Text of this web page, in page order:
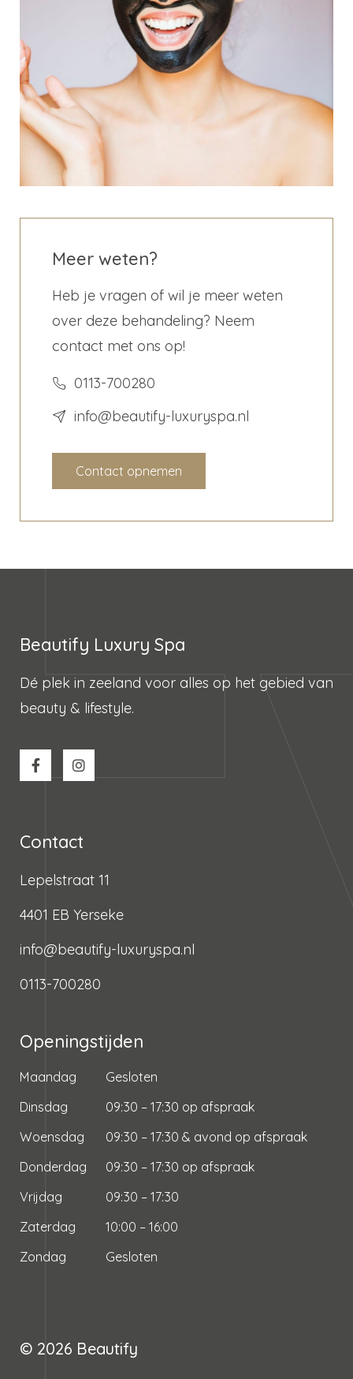
Meer weten?
Heb je vragen of wil je meer weten
over deze behandeling? Neem
contact met ons op!
0113-700280
info@beautify-luxuryspa.nl
Contact opnemen
Beautify Luxury Spa
Dé plek in zeeland voor alles op het gebied van
beauty & lifestyle.
Contact
Lepelstraat 11
4401 EB Yerseke
info@beautify-luxuryspa.nl
0113-700280
Openingstijden
Maandag
Gesloten
Dinsdag
09:30 – 17:30 op afspraak
Woensdag
09:30 – 17:30 & avond op afspraak
Donderdag
09:30 – 17:30 op afspraak
Vrijdag
09:30 – 17:30
Zaterdag
10:00 – 16:00
Zondag
Gesloten
© 2026 Beautify